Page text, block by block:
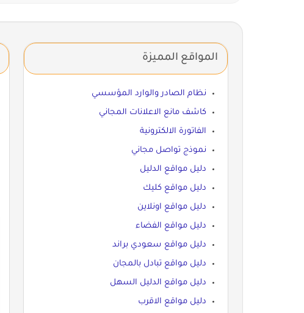
المواقع المميزة
نظام الصادر والوارد المؤسسي
كاشف مانع الاعلانات المجاني
الفاتورة الالكترونية
نموذج تواصل مجاني
دليل مواقع الدليل
دليل مواقع كليك
دليل مواقع اونلاين
دليل مواقع الفضاء
دليل مواقع سعودي براند
دليل مواقع تبادل بالمجان
دليل مواقع الدليل السهل
دليل مواقع الاقرب